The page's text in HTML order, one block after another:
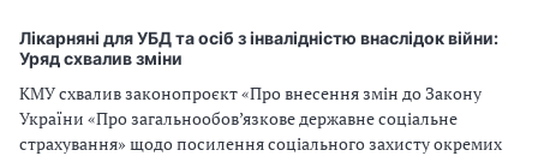
Лікарняні для УБД та осіб з інвалідністю внаслідок війни:
Уряд схвалив зміни
КМУ схвалив законопроєкт «Про внесення змін до Закону
України «Про загальнообов’язкове державне соціальне
страхування» щодо посилення соціального захисту окремих